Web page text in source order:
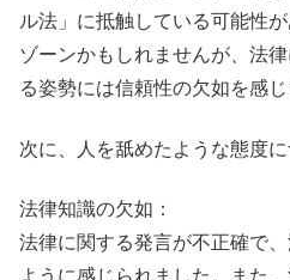
ル法」に抵触している可能性
ゾーンかもしれませんが、法
る姿勢には信頼性の欠如を感じ
次に、人を舐めたような態度に
法律知識の欠如：
法律に関する発言が不正確で